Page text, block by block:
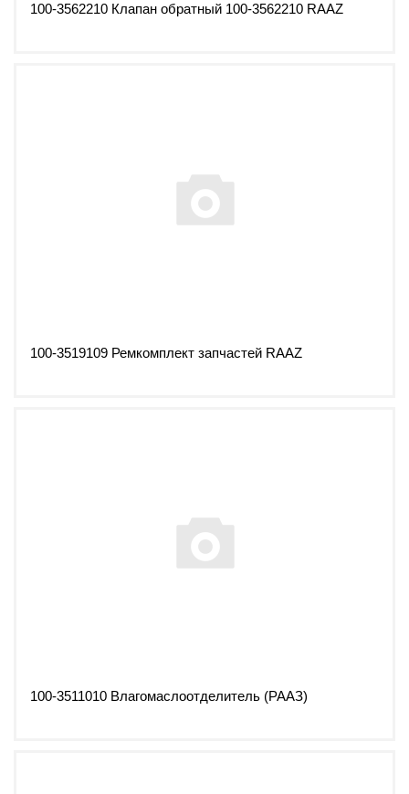
100-3562210 Клапан обратный 100-3562210 RAAZ
100-3519109 Ремкомплект запчастей RAAZ
100-3511010 Влагомаслоотделитель (РААЗ)